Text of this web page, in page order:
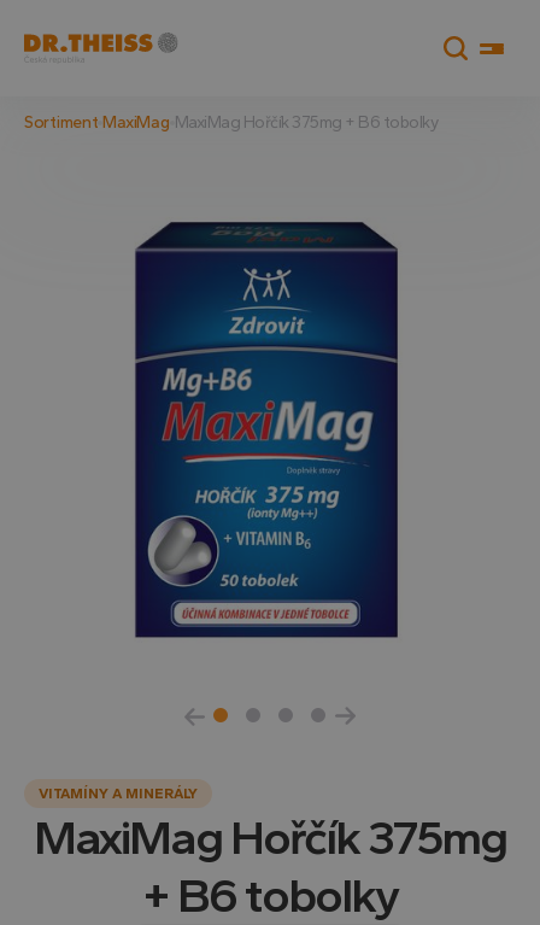
Sortiment MaxiMag MaxiMag Hořčík 375mg + B6 tobolky
VITAMÍNY A MINERÁLY
MaxiMag Hořčík 375mg
+ B6 tobolky